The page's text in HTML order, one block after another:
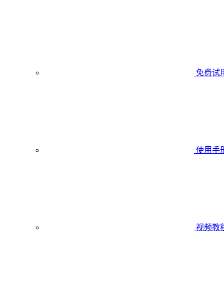
免费试
使用手
视频教